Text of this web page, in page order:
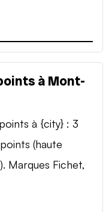
à Mont-
à {city} : 3
(haute
Marques Fichet,